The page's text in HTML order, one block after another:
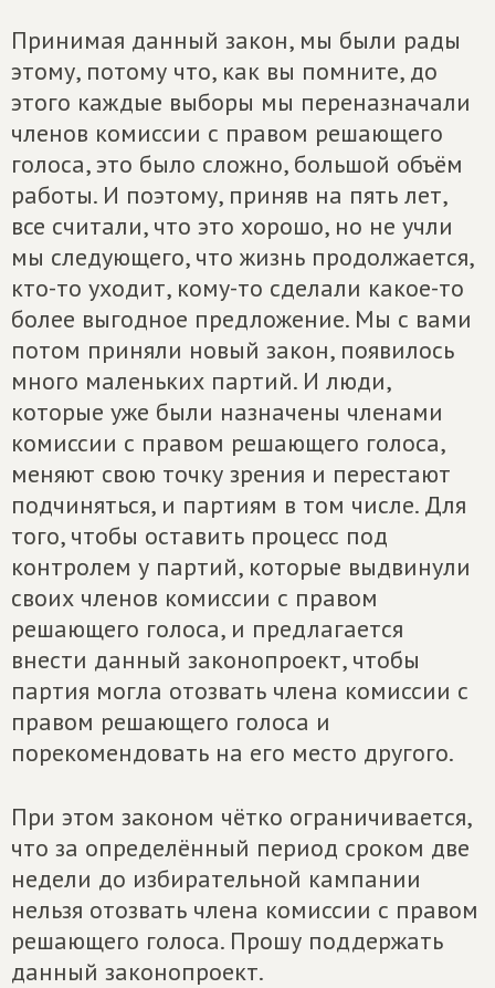
Принимая данный закон, мы были рады
этому, потому что, как вы помните, до
этого каждые выборы мы переназначали
членов комиссии с правом решающего
голоса, это было сложно, большой объём
работы. И поэтому, приняв на пять лет,
все считали, что это хорошо, но не учли
мы следующего, что жизнь продолжается,
кто-то уходит, кому-то сделали какое-то
более выгодное предложение. Мы с вами
потом приняли новый закон, появилось
много маленьких партий. И люди,
которые уже были назначены членами
комиссии с правом решающего голоса,
меняют свою точку зрения и перестают
подчиняться, и партиям в том числе. Для
того, чтобы оставить процесс под
контролем у партий, которые выдвинули
своих членов комиссии с правом
решающего голоса, и предлагается
внести данный законопроект, чтобы
партия могла отозвать члена комиссии с
правом решающего голоса и
порекомендовать на его место другого.
При этом законом чётко ограничивается,
что за определённый период сроком две
недели до избирательной кампании
нельзя отозвать члена комиссии с правом
решающего голоса. Прошу поддержать
данный законопроект.